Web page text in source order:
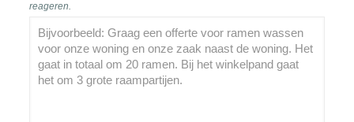
reageren.